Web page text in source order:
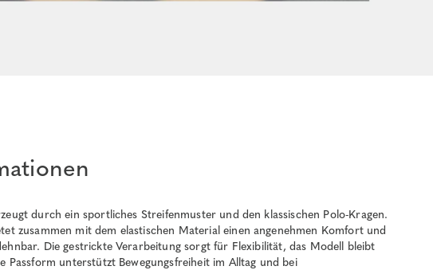
durch ein sportliches Streifenmuster und den klassischen Polo-Kragen.
zusammen mit dem elastischen Material einen angenehmen Komfort und
Die gestrickte Verarbeitung sorgt für Flexibilität, das Modell bleibt
Passform unterstützt Bewegungsfreiheit im Alltag und bei